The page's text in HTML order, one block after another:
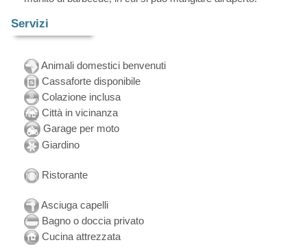
Servizi
Animali domestici benvenuti
Cassaforte disponibile
Colazione inclusa
Città in vicinanza
Garage per moto
Giardino
Ristorante
Asciuga capelli
Bagno o doccia privato
Cucina attrezzata